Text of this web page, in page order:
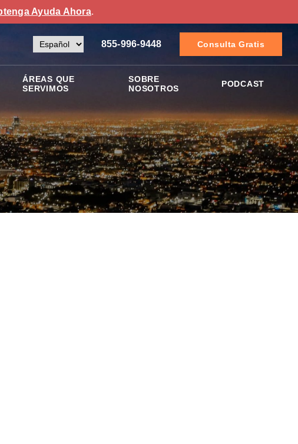
Ayuda Ahora.
855-996-9448 Consulta Gratis
ÁREAS QUE
SERVIMOS
SOBRE
NOSOTROS
PODCAST